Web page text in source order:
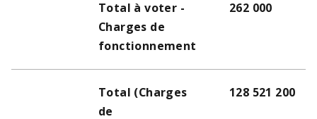
Total à voter -
Charges de
fonctionnement
262 000
Total (Charges
de
128 521 200